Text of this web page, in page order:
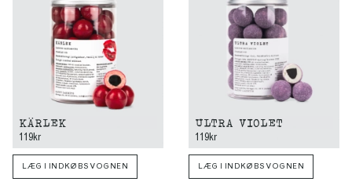
KÄRLEK
119kr
LÆG I INDKØBSVOGNEN
ULTRA VIOLET
119kr
LÆG I INDKØBSVOGNEN